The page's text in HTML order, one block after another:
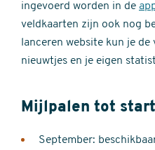
ingevoerd worden in de
veldkaarten zijn ook nog
lanceren website kun je
nieuwtjes en je eigen
Mijlpalen tot
September: